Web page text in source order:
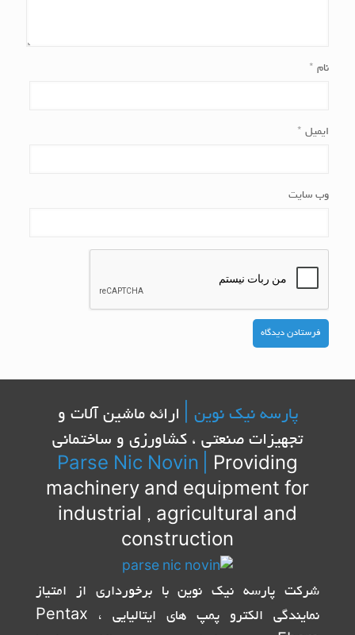
نام *
ایمیل *
وب‌ سایت
پارسه نیک نوین |
ارائه ماشین آلات و
تجهیزات صنعتی ، کشاورزی و ساختمانی
Parse Nic Novin
Providing
machinery and equipment for
industrial , agricultural and
construction
شرکت پارسه نیک نوین با برخورداری از امتیاز
نمایندگی الکترو پمپ های ایتالیایی Pentax ،